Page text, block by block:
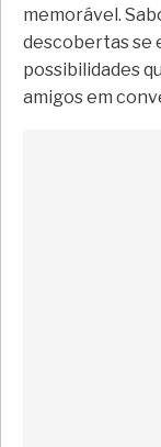
memorável.
descobertas se
possibilidades
amigos em